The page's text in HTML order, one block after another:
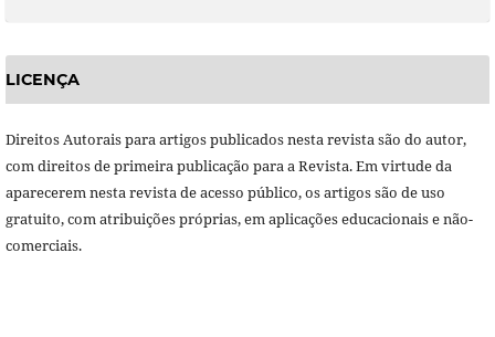
LICENÇA
Direitos Autorais para artigos publicados nesta revista são do autor,
com direitos de primeira publicação para a Revista. Em virtude da
aparecerem nesta revista de acesso público, os artigos são de uso
gratuito, com atribuições próprias, em aplicações educacionais e não-
comerciais.